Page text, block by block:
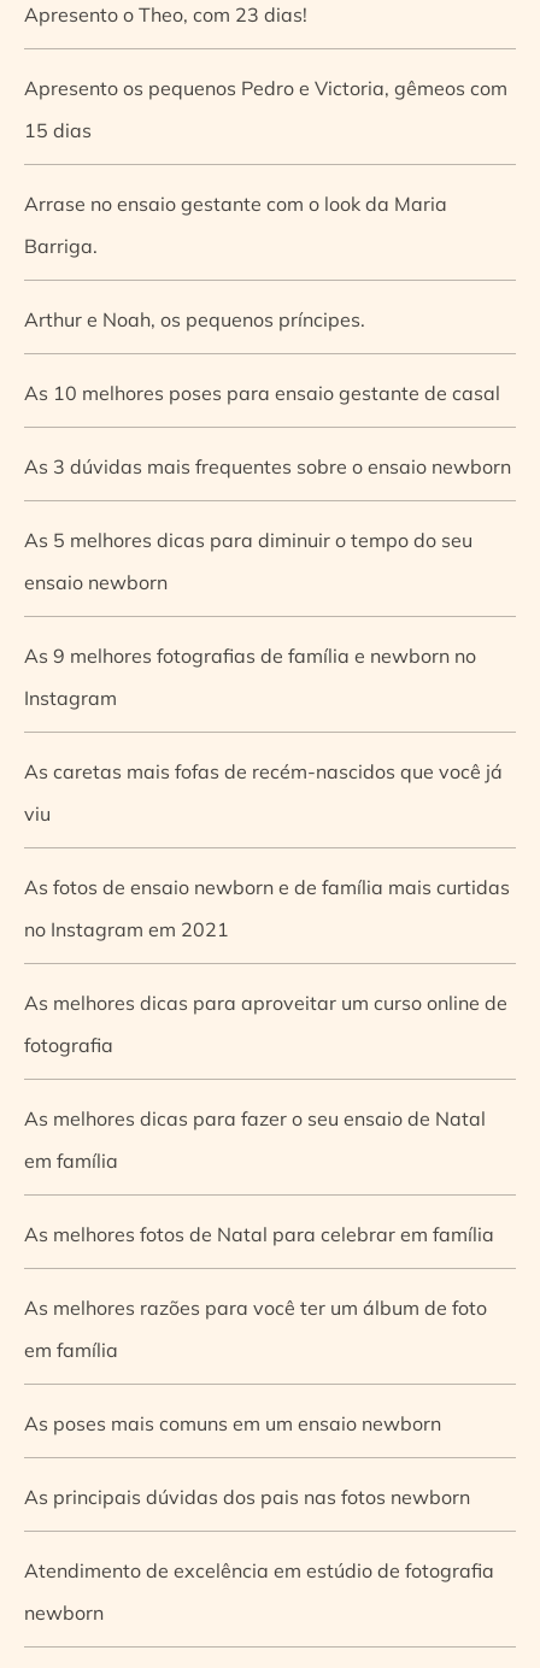
Apresento o Theo, com 23 dias!
Apresento os pequenos Pedro e Victoria, gêmeos com
15 dias
Arrase no ensaio gestante com o look da Maria
Barriga.
Arthur e Noah, os pequenos príncipes.
As 10 melhores poses para ensaio gestante de casal
As 3 dúvidas mais frequentes sobre o ensaio newborn
As 5 melhores dicas para diminuir o tempo do seu
ensaio newborn
As 9 melhores fotografias de família e newborn no
Instagram
As caretas mais fofas de recém-nascidos que você já
viu
As fotos de ensaio newborn e de família mais curtidas
no Instagram em 2021
As melhores dicas para aproveitar um curso online de
fotografia
As melhores dicas para fazer o seu ensaio de Natal
em família
As melhores fotos de Natal para celebrar em família
As melhores razões para você ter um álbum de foto
em família
As poses mais comuns em um ensaio newborn
As principais dúvidas dos pais nas fotos newborn
Atendimento de excelência em estúdio de fotografia
newborn